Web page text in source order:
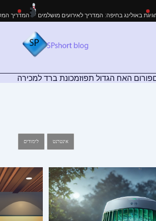
ביאליק חגיגת באולינג בחיפה: המדריך לאירועים מושלמים
פורום האח הגדול תפוזמכונת ברד למכירה
אינטרנט לימודים